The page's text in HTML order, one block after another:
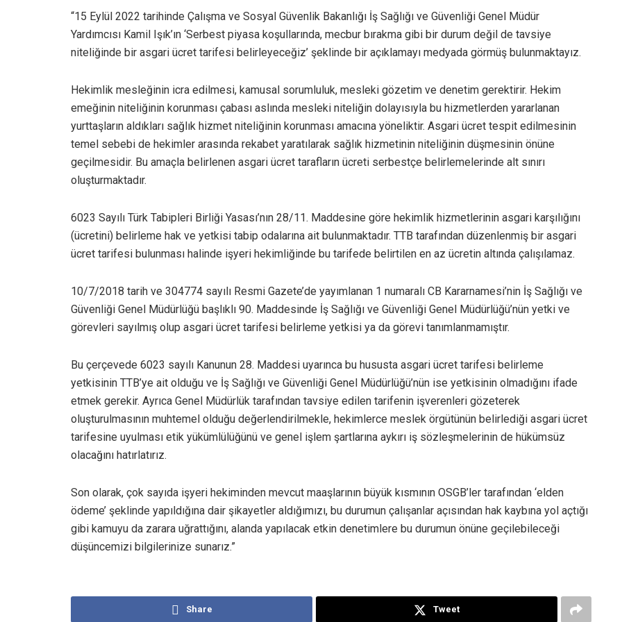
“15 Eylül 2022 tarihinde Çalışma ve Sosyal Güvenlik Bakanlığı İş Sağlığı ve Güvenliği Genel Müdür
Yardımcısı Kamil Işık’ın ‘Serbest piyasa koşullarında, mecbur bırakma gibi bir durum değil de tavsiye
niteliğinde bir asgari ücret tarifesi belirleyeceğiz’ şeklinde bir açıklamayı medyada görmüş bulunmaktayız.
Hekimlik mesleğinin icra edilmesi, kamusal sorumluluk, mesleki gözetim ve denetim gerektirir. Hekim
emeğinin niteliğinin korunması çabası aslında mesleki niteliğin dolayısıyla bu hizmetlerden yararlanan
yurttaşların aldıkları sağlık hizmet niteliğinin korunması amacına yöneliktir. Asgari ücret tespit edilmesinin
temel sebebi de hekimler arasında rekabet yaratılarak sağlık hizmetinin niteliğinin düşmesinin önüne
geçilmesidir. Bu amaçla belirlenen asgari ücret tarafların ücreti serbestçe belirlemelerinde alt sınırı
oluşturmaktadır.
6023 Sayılı Türk Tabipleri Birliği Yasası’nın 28/11. Maddesine göre hekimlik hizmetlerinin asgari karşılığını
(ücretini) belirleme hak ve yetkisi tabip odalarına ait bulunmaktadır. TTB tarafından düzenlenmiş bir asgari
ücret tarifesi bulunması halinde işyeri hekimliğinde bu tarifede belirtilen en az ücretin altında çalışılamaz.
10/7/2018 tarih ve 304774 sayılı Resmi Gazete’de yayımlanan 1 numaralı CB Kararnamesi’nin İş Sağlığı ve
Güvenliği Genel Müdürlüğü başlıklı 90. Maddesinde İş Sağlığı ve Güvenliği Genel Müdürlüğü’nün yetki ve
görevleri sayılmış olup asgari ücret tarifesi belirleme yetkisi ya da görevi tanımlanmamıştır.
Bu çerçevede 6023 sayılı Kanunun 28. Maddesi uyarınca bu hususta asgari ücret tarifesi belirleme
yetkisinin TTB’ye ait olduğu ve İş Sağlığı ve Güvenliği Genel Müdürlüğü’nün ise yetkisinin olmadığını ifade
etmek gerekir. Ayrıca Genel Müdürlük tarafından tavsiye edilen tarifenin işverenleri gözeterek
oluşturulmasının muhtemel olduğu değerlendirilmekle, hekimlerce meslek örgütünün belirlediği asgari ücret
tarifesine uyulması etik yükümlülüğünü ve genel işlem şartlarına aykırı iş sözleşmelerinin de hükümsüz
olacağını hatırlatırız.
Son olarak, çok sayıda işyeri hekiminden mevcut maaşlarının büyük kısmının OSGB’ler tarafından ‘elden
ödeme’ şeklinde yapıldığına dair şikayetler aldığımızı, bu durumun çalışanlar açısından hak kaybına yol açtığı
gibi kamuyu da zarara uğrattığını, alanda yapılacak etkin denetimlere bu durumun önüne geçilebileceği
düşüncemizi bilgilerinize sunarız.”
Share Tweet